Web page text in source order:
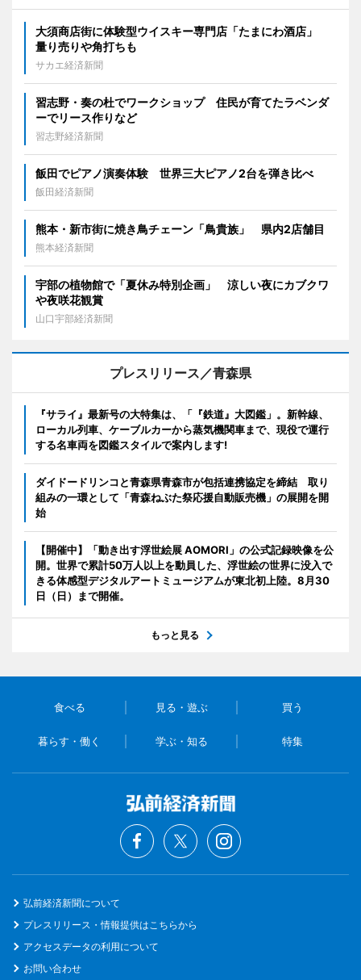
大須商店街に体験型ウイスキー専門店「たまにわ酒店」
量り売りや角打ちも
サカエ経済新聞
習志野・奏の杜でワークショップ 住民が育てたラベンダ
ーでリース作りなど
習志野経済新聞
飯田でピアノ演奏体験 世界三大ピアノ2台を弾き比べ
飯田経済新聞
熊本・新市街に焼き鳥チェーン「鳥貴族」 県内2店舗目
熊本経済新聞
宇部の植物館で「夏休み特別企画」 涼しい夜にカブクワ
や夜咲花観賞
山口宇部経済新聞
プレスリリース／青森県
『サライ』最新号の大特集は、「『鉄道』大図鑑」。新幹線、
ローカル列車、ケーブルカーから蒸気機関車まで、現役で運行
する名車両を図鑑スタイルで案内します!
ダイドードリンコと青森県青森市が包括連携協定を締結 取り
組みの一環として「青森ねぶた祭応援自動販売機」の展開を開
始
【開催中】「動き出す浮世絵展 AOMORI」の公式記録映像を公
開。世界で累計50万人以上を動員した、浮世絵の世界に没入で
きる体感型デジタルアートミュージアムが東北初上陸。8月30
日（日）まで開催。
もっと見る
食べる 見る・遊ぶ 買う
暮らす・働く 学ぶ・知る 特集
弘前経済新聞について
プレスリリース・情報提供はこちらから
アクセスデータの利用について
お問い合わせ